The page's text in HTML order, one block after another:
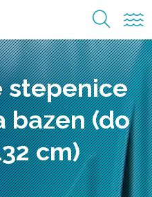
stepenice
bazen (do
cm)